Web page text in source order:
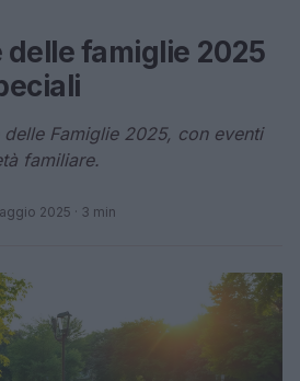
delle famiglie 2025
Famiglie 2025, con eventi
familiare.
2025 · 3 min